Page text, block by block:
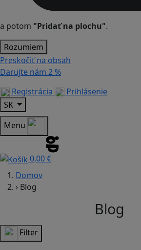
a potom "Pridať na plochu".
Rozumiem
Preskočiť na obsah
Darujte nám 2 %
Registrácia
Prihlásenie
SK
Menu
0,00 €
Domov
› Blog
Blog
Filter